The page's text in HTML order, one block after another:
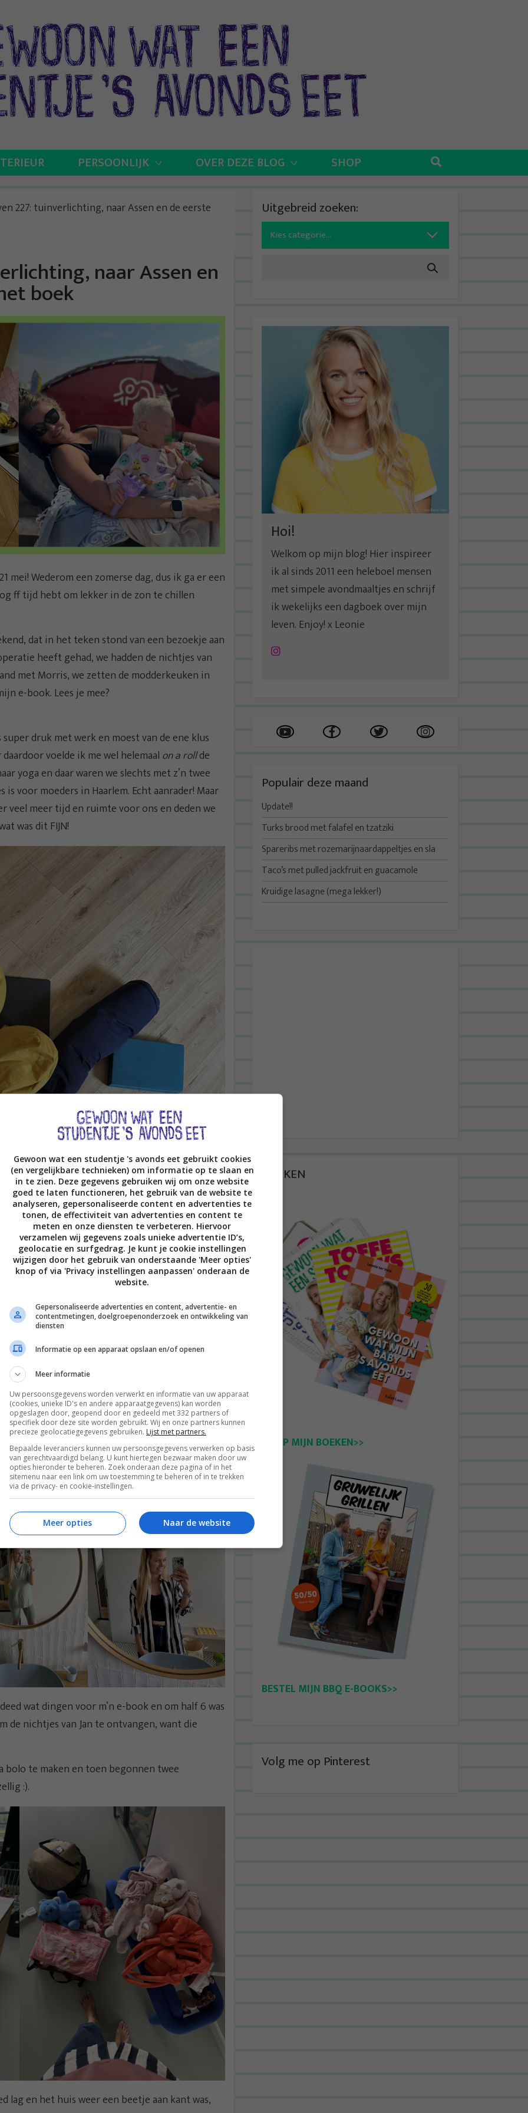
PERSOONLIJK OVER DEZE BLOG SHOP
227: tuinverlichting, naar Assen en de eerste
naar Assen en
boek
mei! Wederom een zomerse dag, dus ik ga er een
ff tijd hebt om lekker in de zon te chillen
dat in het teken stond van een bezoekje aan
heeft gehad, we hadden de nichtjes van
met Morris, we zetten de modderkeuken in
e-book. Lees je mee?
druk met werk en moest van de ene klus
voelde ik me wel helemaal on a rollde
yoga en daar waren we slechts met z’n twee
voor moeders in Haarlem. Echt aanrader! Maar
veel meer tijd en ruimte voor ons en deden we
was dit FIJN!
drie lunchrecepten, die Jan en ik daarna lekker
foto’s van outfits die ik bij H&M had gescoord.
een affiliate linkje en dit keer werd daar in totaal
per klik, dus had bijna m’n hele H&M bestelling
wat dingen voor m’n e-book en om half 6 was
de nichtjes van Jan te ontvangen, want die
bolo te maken en toen begonnen twee
:).
lag en het huis weer een beetje aan kant was,
Uitgebreid zoeken:
Search
for:
Hoi!
Welkom op mijn blog! Hier inspireer
ik al sinds 2011 een heleboel mensen
met simpele avondmaaltjes en schrijf
ik wekelijks een dagboek over mijn
leven. Enjoy! x Leonie
Instagram
Populair deze maand
Update!!
Turks brood met falafel en tzatziki
Spareribs met rozemarijnaardappeltjes en sla
Taco’s met pulled jackfruit en guacamole
Kruidige lasagne (mega lekker!)
BOEKEN
KOOP MIJN BOEKEN>>
BESTEL MIJN BBQ E-BOOKS>>
Volg me op Pinterest
Gewoon wat een studentje 's avonds eet gebruikt cookies
(en vergelijkbare technieken) om informatie op te slaan en
in te zien. Deze gegevens gebruiken wij om onze website
goed te laten functioneren, het gebruik van de website te
analyseren, gepersonaliseerde content en advertenties te
tonen, de effectiviteit van advertenties en content te
meten en onze diensten te verbeteren. Hiervoor
verzamelen wij gegevens zoals unieke advertentie ID’s,
geolocatie en surfgedrag. Je kunt je cookie instellingen
wijzigen door het gebruik van onderstaande 'Meer opties'
knop of via 'Privacy instellingen aanpassen' onderaan de
website.
Gepersonaliseerde advertenties en content, advertentie- en
contentmetingen, doelgroepenonderzoek en ontwikkeling van
diensten
Informatie op een apparaat opslaan en/of openen
Meer informatie
Uw persoonsgegevens worden verwerkt en informatie van uw apparaat
(cookies, unieke ID's en andere apparaatgegevens) kan worden
opgeslagen door, geopend door en gedeeld met 332 partners of
specifiek door deze site worden gebruikt. Wij en onze partners kunnen
precieze geolocatiegegevens gebruiken. Lijst met partners.
Bepaalde leveranciers kunnen uw persoonsgegevens verwerken op basis
van gerechtvaardigd belang. U kunt hiertegen bezwaar maken door uw
opties hieronder te beheren. Zoek onderaan deze pagina of in het
sitemenu naar een link om uw toestemming te beheren of in te trekken
via de privacy- en cookie-instellingen.
Naar de website
Meer opties